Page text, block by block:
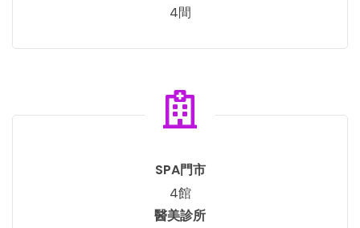
4間
SPA門市
4館
醫美診所